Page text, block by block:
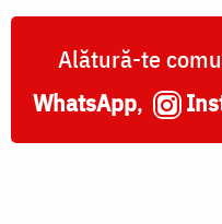
Alătură-te
WhatsApp,